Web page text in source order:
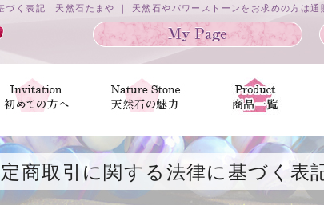
づく表記｜天然石たまや ｜ 天然石やパワーストーンをお求めの方は
商取引に関する法律に基づく表